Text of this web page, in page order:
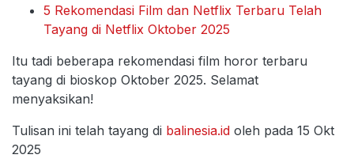
5 Rekomendasi Film dan Netflix Terbaru Telah
Tayang di Netflix Oktober 2025
Itu tadi beberapa rekomendasi film horor terbaru
tayang di bioskop Oktober 2025. Selamat
menyaksikan!
Tulisan ini telah tayang di balinesia.id oleh pada 15 Okt
2025